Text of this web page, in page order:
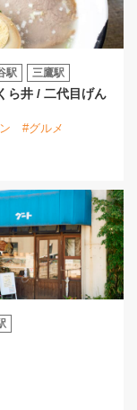
駅 三鷹駅
ら井 / 二代目げん
#グルメ